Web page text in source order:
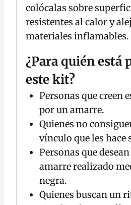
colócalas sobre
resistentes al calor y
materiales inflamables.
¿Para quién está
este kit?
Personas que creen
por un amarre.
Quienes no
vínculo que les hace
Personas que
amarre realizado
negra.
Quienes buscan un